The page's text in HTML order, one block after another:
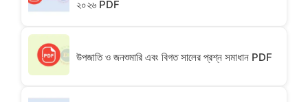
২০২৬ PDF
উপজাতি ও জনশুমারি এবং বিগত সালের প্রশ্ন সমাধান PDF